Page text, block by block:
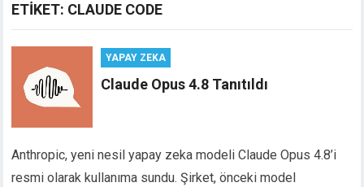
ETIKET: CLAUDE CODE
YAPAY ZEKA
Claude Opus 4.8 Tanıtıldı
Anthropic, yeni nesil yapay zeka modeli Claude Opus 4.8’i
resmi olarak kullanıma sundu. Şirket, önceki model